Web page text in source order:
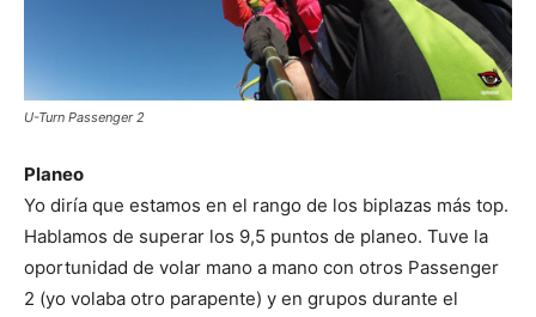
U-Turn Passenger 2
Planeo
Yo diría que estamos en el rango de los biplazas más top.
Hablamos de superar los 9,5 puntos de planeo. Tuve la
oportunidad de volar mano a mano con otros Passenger
2 (yo volaba otro parapente) y en grupos durante el